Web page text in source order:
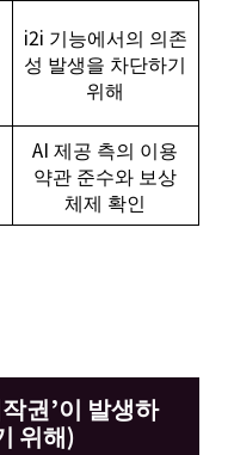
i2i 기능에서의 의존
성 발생을 차단하기
위해
AI 제공 측의 이용
약관 준수와 보상
체제 확인
권’이 발생하
위해)